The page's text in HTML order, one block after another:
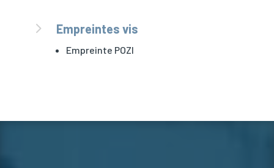
5 Empreintes vis
Empreinte POZI